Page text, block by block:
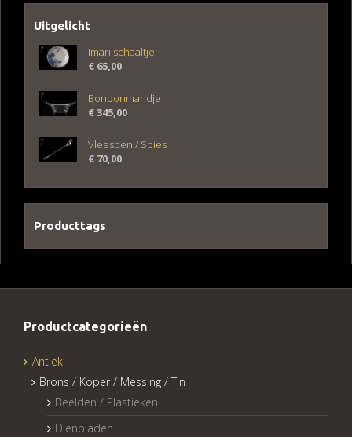
Uitgelicht
Imari schaaltje
€ 65,00
Bonbonmandje
€345,00
Vleespen / Spies
€ 70,00
Producttags
Productcategorieën
Antiek
Brons / Koper / Messing / Tin
Beelden / Plastieken
Dienbladen